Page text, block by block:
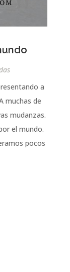
a
muchas de
mudanzas.
el mundo.
pocos